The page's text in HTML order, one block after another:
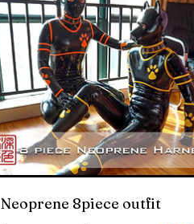
Neoprene 8piece outfit